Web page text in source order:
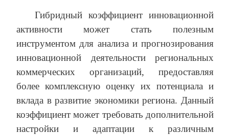
Гибридный коэффициент инновационной
активности может стать полезным
инструментом для анализа и прогнозирования
инновационной деятельности региональных
коммерческих организаций, предоставляя
более комплексную оценку их потенциала и
вклада в развитие экономики региона. Данный
коэффициент может требовать дополнительной
настройки и адаптации к различным